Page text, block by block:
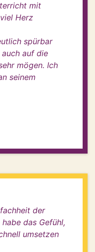
mit
Herz
spürbar
auf die
mögen. Ich
seinem
der
das Gefühl,
umsetzen